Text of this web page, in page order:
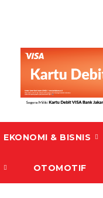
EKONOMI & BISNIS
OTOMOTIF